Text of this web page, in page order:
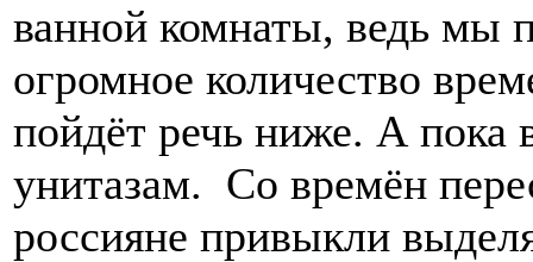
ванной комнаты, ведь мы
огромное количество
пойдёт речь ниже. А пока
унитазам. Со времён
россияне привыкли